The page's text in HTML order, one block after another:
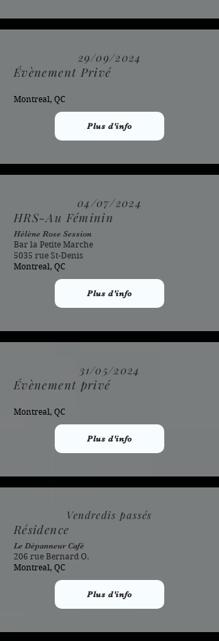
29/09/2024
Évènement Privé
Montreal, QC
Plus d'info
04/07/2024
HRS-Au Féminin
Hélène Rose Session
Bar la Petite Marche
5035 rue St-Denis
Montreal, QC
Plus d'info
31/05/2024
Évènement privé
Montreal, QC
Plus d'info
Vendredis passés
Résidence
Le Dépanneur Café
206 rue Bernard O.
Montreal, QC
Plus d'info